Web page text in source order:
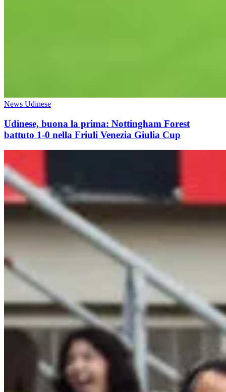
News Udinese
Udinese, buona la prima: Nottingham Forest
battuto 1-0 nella Friuli Venezia Giulia Cup